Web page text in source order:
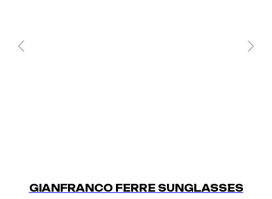
GIANFRANCO FERRE SUNGLASSES